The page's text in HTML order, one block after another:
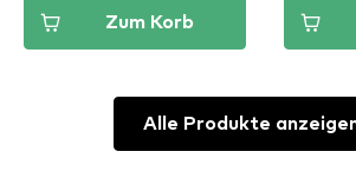
Zum Korb
Alle Produkte